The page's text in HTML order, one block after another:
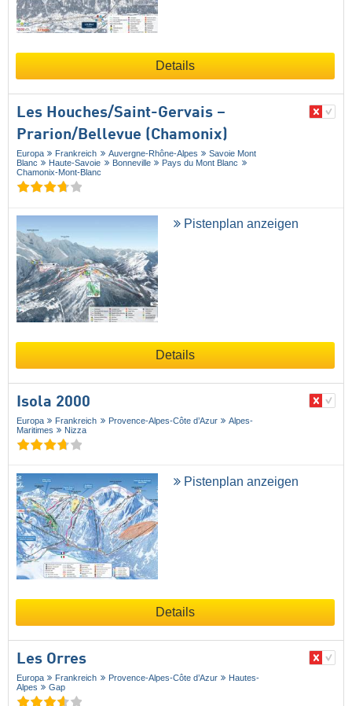
Details
Les Houches/​Saint-Gervais –
Prarion/​Bellevue (Chamonix)
Europa Frankreich Auvergne-Rhône-Alpes
Savoie Mont
Blanc
Haute-Savoie Bonneville
Pays du Mont Blanc
Chamonix-Mont-Blanc
Pistenplan anzeigen
Details
Isola 2000
Europa Frankreich Provence-Alpes-Côte d’Azur
Alpes-
Maritimes
Nizza
Pistenplan anzeigen
Details
Les Orres
Europa Frankreich Provence-Alpes-Côte d’Azur
Hautes-
Alpes
Gap